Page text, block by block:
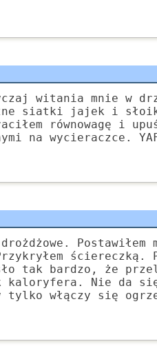
witania mnie w
siatki jajek i
równowagę i
na wycieraczce.
ściereczką.
tak bardzo, że
kaloryfera. Nie da
tylko włączy się